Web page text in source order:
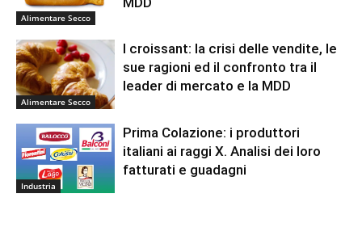
Alimentare Secco
Alimentare Secco
I croissant: la crisi delle vendite, le
sue ragioni ed il confronto tra il
leader di mercato e la MDD
Industria
Prima Colazione: i produttori
italiani ai raggi X. Analisi dei loro
fatturati e guadagni